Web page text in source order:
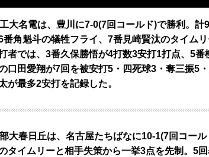
大名電は、豊川に7-0(7回コールド)で勝利。
番角魁斗の犠牲フライ、7番見崎賢汰のタイム
者では、3番久保勝悟が4打数3安打1打点、5番
口田愛翔が7回を被安打5・四死球3・奪三振5
が最多2安打を記録した。
大春日丘は、名古屋たちばなに10-1(7回コー
タイムリーと相手失策から一挙3点を先制。5